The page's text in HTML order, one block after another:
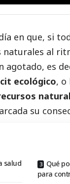
en que, si
al
agotado, es
ecológico, o
su
salud
Qué
para